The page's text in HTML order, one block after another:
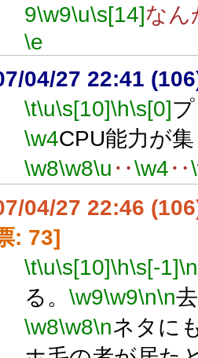
9\w9\u\s[14]なん
\e
04/27 22:41
\t\u\s[10]\h\s[0]
\w4CPU能力が
\w8\w8\u ‥\w4‥
04/27 22:46
: 73]
\t\u\s[10]\h\s[-1]\n
る。 \w9\w9\n\n
\w8\w8\nネタに